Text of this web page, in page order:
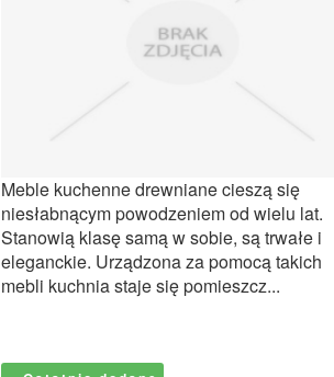
Meble kuchenne drewniane cieszą się
niesłabnącym powodzeniem od wielu lat.
Stanowią klasę samą w sobie, są trwałe i
eleganckie. Urządzona za pomocą takich
mebli kuchnia staje się pomieszcz...